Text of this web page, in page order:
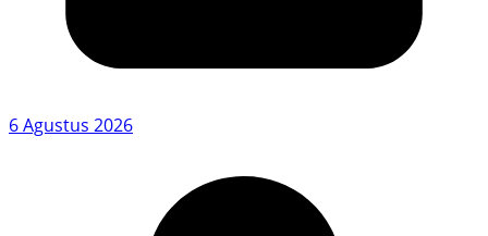
6 Agustus 2026